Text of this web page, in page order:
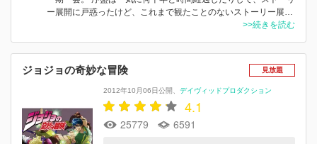
ー展開に戸惑ったけど、これまで観たことのないストーリー展…
>>続きを読む
ジョジョの奇妙な冒険 見放題
2012年10月06日公開 デイヴィッドプロダクション
4.1
25779 6591